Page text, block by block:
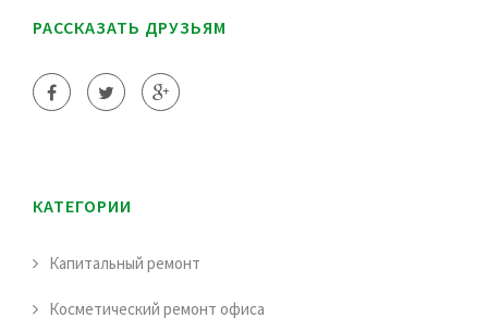
РАССКАЗАТЬ ДРУЗЬЯМ
КАТЕГОРИИ
Капитальный ремонт
Косметический ремонт офиса